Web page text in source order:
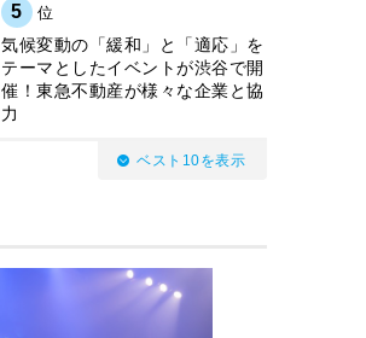
5 位
気候変動の「緩和」と「適応」を
テーマとしたイベントが渋谷で開
催！東急不動産が様々な企業と協
力
ベスト10を表示